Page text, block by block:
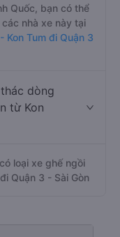
Quốc, bạn có thể
nhà xe này tại
Kon Tum đi Quận 3
dòng
từ Kon
loại xe ghế ngồi
Quận 3 - Sài Gòn